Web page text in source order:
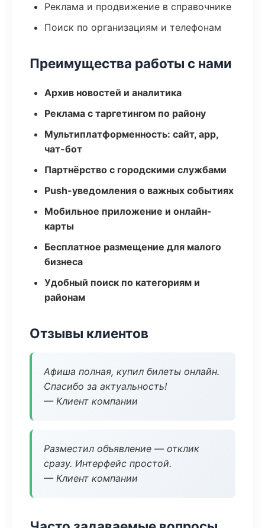
Реклама и продвижение в справочнике
Поиск по организациям и телефонам
Преимущества работы с нами
Архив новостей и аналитика
Реклама с таргетингом по району
Мультиплатформенность: сайт, app,
чат-бот
Партнёрство с городскими службами
Push-уведомления о важных событиях
Мобильное приложение и онлайн-
карты
Бесплатное размещение для малого
бизнеса
Удобный поиск по категориям и
районам
Отзывы клиентов
Афиша полная, купил билеты онлайн.
Спасибо за актуальность!
— Клиент компании
Разместил объявление — отклик
сразу. Интерфейс простой.
— Клиент компании